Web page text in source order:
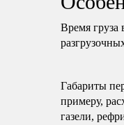
Время груза
Габариты
примеру,
газели,